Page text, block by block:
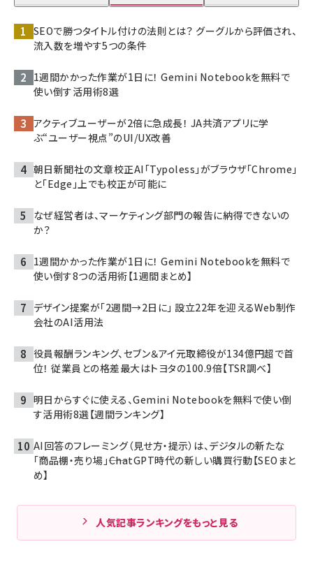
SEOで勝つタイトル付けの法則とは？ グーグルから評価され、
流入数を増やす5つの条件
1週間かかった作業が1日に！ Gemini Notebookを無料で
使い倒す活用術8選
アクティブユーザーが2倍に急成長！ JA共済アプリに学
ぶ“ユーザー視点”のUI/UX改善
朝日新聞社の文章校正AI「Typoless」がブラウザ「Chrome」
と「Edge」上でも校正が可能に
なぜ経営者は、マーケティング部門の報告に納得できないの
か？
1週間かかった作業が1日に！ Gemini Notebookを無料で
使い倒す8つの活用術【1週間まとめ】
デザイン提案が「2週間→2日に」 設立22年を迎えるWeb制作
会社のAI活用法
役員報酬ランキング、セブン＆アイ元取締役が134億円超で首
位！ 従業員との格差最大はトヨタの100.9倍【TSR調べ】
明日からすぐに使える、Gemini Notebookを無料で使い倒
す活用術8選【週間ランキング】
AI回答のフレーミング（見せ方・提示）は、デジタルの新たな
「商品棚・売り場」――ChatGPT時代の新しい購買行動【SEOまと
め】
人気記事ランキングをもっと見る